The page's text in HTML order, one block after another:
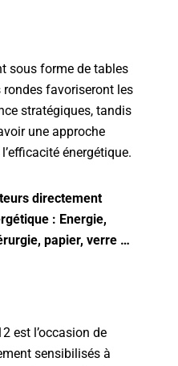
sous forme de tables
rondes favoriseront les
stratégiques, tandis
une approche
énergétique.
directement
: Energie,
papier, verre …
est l’occasion de
sensibilisés à